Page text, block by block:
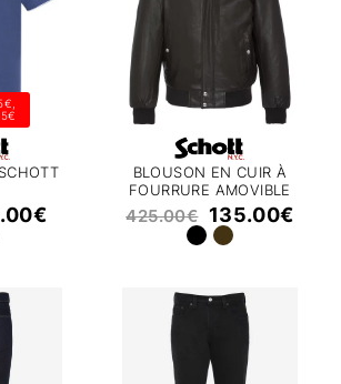
€
BLOUSON EN CUIR À
FOURRURE AMOVIBLE
LCCRUSE2 SCHOTT
425.00€ 135.00€